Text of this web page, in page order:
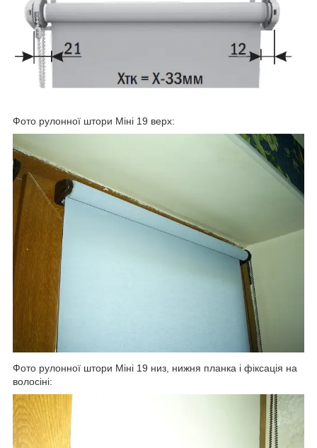
Фото рулонної штори Міні 19 верх:
Фото рулонної штори Міні 19 низ, нижня планка і фіксація на
волосіні: